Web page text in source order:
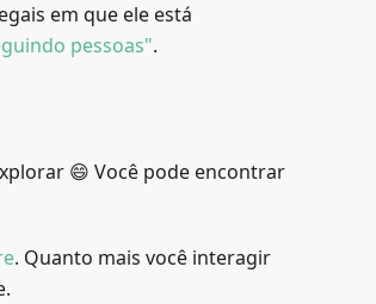
em que ele está
pessoas".
😄 Você pode encontrar
. Quanto mais você interagir